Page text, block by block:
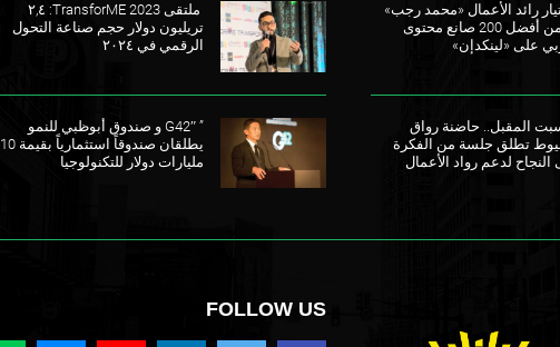
رائد الأعمال «محمد رجب»
ضمن أفضل 200 صانع محتوى
على «لينكدإن»
المقبل.. حاضنة رواق
تطلق جلسة من الفكرة
النجاح لدعم رواد الأعمال
ملتقى TransforME 2023: ٢,٤
تريليون دولار حجم صناعة التحول
الرقمي في ٢٠٢٤
” G42″ و صندوق أبوظبي للنمو
يطلقان صندوقاً استثمارياً بقيمة 10
مليارات دولار للتكنولوجيا
FOLLOW US